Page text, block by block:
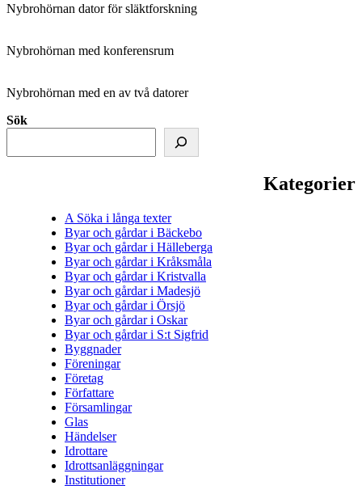
Nybrohörnan dator för släktforskning
Nybrohörnan med konferensrum
Nybrohörnan med en av två datorer
Sök
Kategorier
A Söka i långa texter
Byar och gårdar i Bäckebo
Byar och gårdar i Hälleberga
Byar och gårdar i Kråksmåla
Byar och gårdar i Kristvalla
Byar och gårdar i Madesjö
Byar och gårdar i Örsjö
Byar och gårdar i Oskar
Byar och gårdar i S:t Sigfrid
Byggnader
Föreningar
Företag
Författare
Församlingar
Glas
Händelser
Idrottare
Idrottsanläggningar
Institutioner